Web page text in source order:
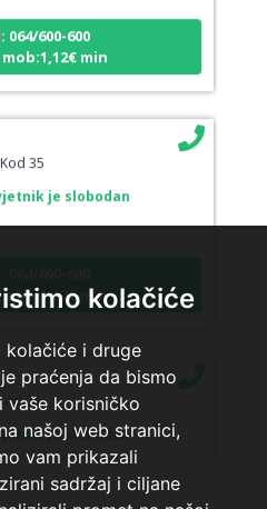
kolačiće
kolačiće i druge
praćenja da bismo
vaše korisničko
našoj web stranici,
vam prikazali
sadržaj i ciljane
600-600
min
/ Kod 35
je slobodan
min
05
je slobodan
i ljubavni tarot, visak, yi
rune, izrada runskih